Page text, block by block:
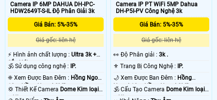
Camera IP 6MP DAHUA DH-IPC-
HDW2649T-S-IL Độ Phân Giải 3k
Giá Bán: 5%-35%
Giá gốc: liên hệ
️⚡ Hình ảnh chất lượng : Ultra 3k +
Sắc Nét .
🕉️ Sử dụng công nghệ :
IP.
❈ Xem Được Ban Đêm : Hồng Ngoại
10m Hồng Ngoại SMD.
💢 Thiết Kế Camera Dome Kim loại
+ Nhựa.
Camera IP PT WiFi 5MP Dahua
DH-P5I-PV Công Nghệ 3k
Giá Bán: 5%-35%
Giá gốc: liên hệ
️👀 Độ Phân giải :3k .
⚜️ Trang Bị Công Nghệ :
IP.
🌙 Xem Được Ban Đêm : Hồng
Ngoại 10m Hồng Ngoại SMD.
🕉️ Cấu Tạo Camera Dome Kim loại
+ Nhựa.